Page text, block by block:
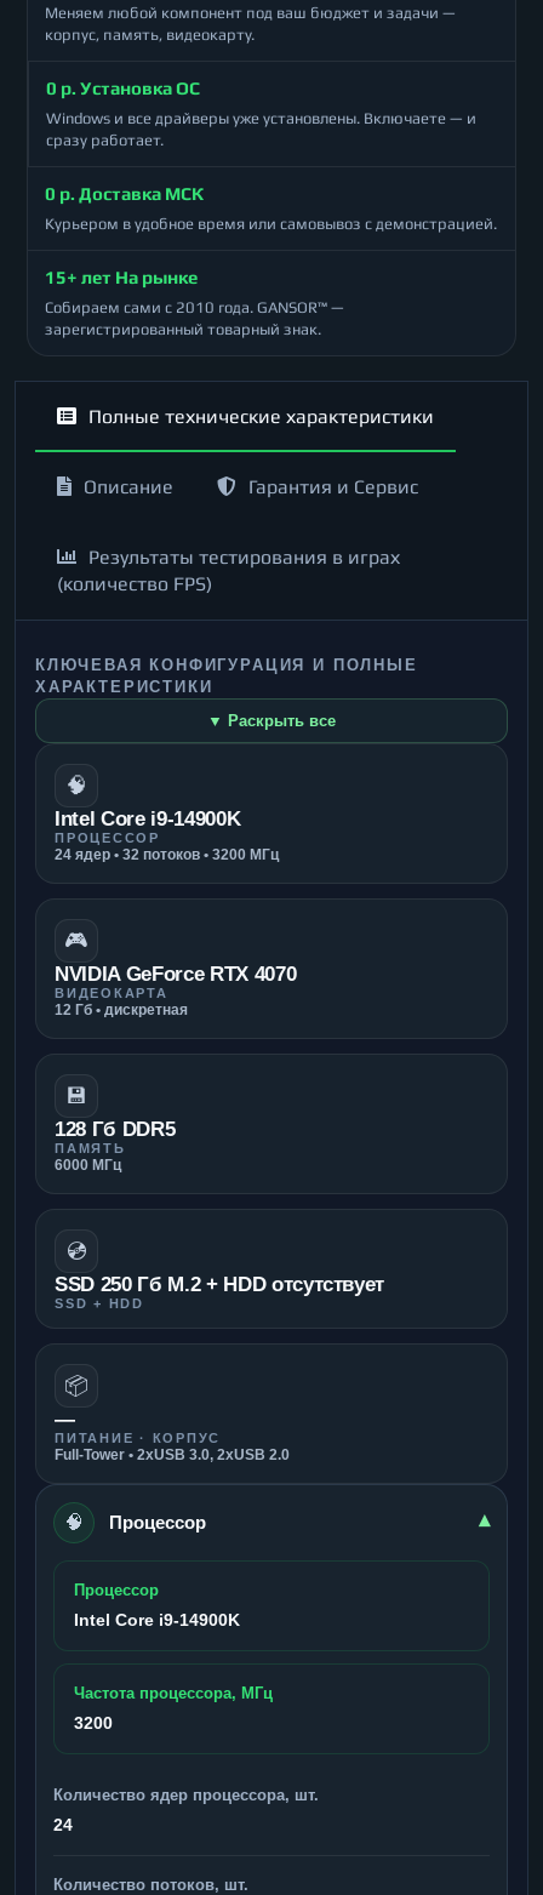
Меняем любой компонент под ваш бюджет и задачи —
корпус, память, видеокарту.
0 р. Установка ОС
Windows и все драйверы уже установлены. Включаете — и
сразу работает.
0 р. Доставка МСК
Курьером в удобное время или самовывоз с демонстрацией.
15+ лет На рынке
Собираем сами с 2010 года. GANSOR™ —
зарегистрированный товарный знак.
Полные технические характеристики
Описание Гарантия и Сервис
Результаты тестирования в играх
(количество FPS)
КЛЮЧЕВАЯ КОНФИГУРАЦИЯ И ПОЛНЫЕ
ХАРАКТЕРИСТИКИ
▼ Раскрыть все
🧠
Intel Core i9-14900K
ПРОЦЕССОР
24 ядер • 32 потоков • 3200 МГц
🎮
NVIDIA GeForce RTX 4070
ВИДЕОКАРТА
12 Гб • дискретная
💾
128 Гб DDR5
ПАМЯТЬ
6000 МГц
💿
SSD 250 Гб M.2 + HDD отсутствует
SSD + HDD
📦
—
ПИТАНИЕ · КОРПУС
Full-Tower • 2xUSB 3.0, 2xUSB 2.0
🧠 Процессор ▾
Процессор
Intel Core i9-14900K
Частота процессора, МГц
3200
Количество ядер процессора, шт.
24
Количество потоков, шт.